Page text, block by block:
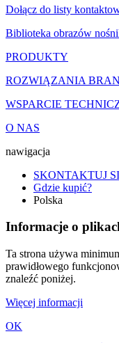
Dołącz do listy
Biblioteka obrazów
PRODUKTY
ROZWIĄZANIA
WSPARCIE
O NAS
nawigacja
SKONTAKTUJ
Gdzie kupić?
Polska
Informacje o
Ta strona używa
prawidłowego
znaleźć poniżej.
Więcej informacji
OK